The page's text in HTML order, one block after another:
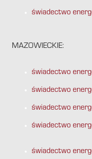
świadectwo
MAZOWIECKIE:
świadectwo
świadectwo
świadectwo
świadectwo
świadectwo